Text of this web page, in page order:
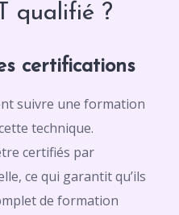
qualifié ?
certifications
suivre une formation
technique.
certifiés par
ce qui garantit qu’ils
de formation